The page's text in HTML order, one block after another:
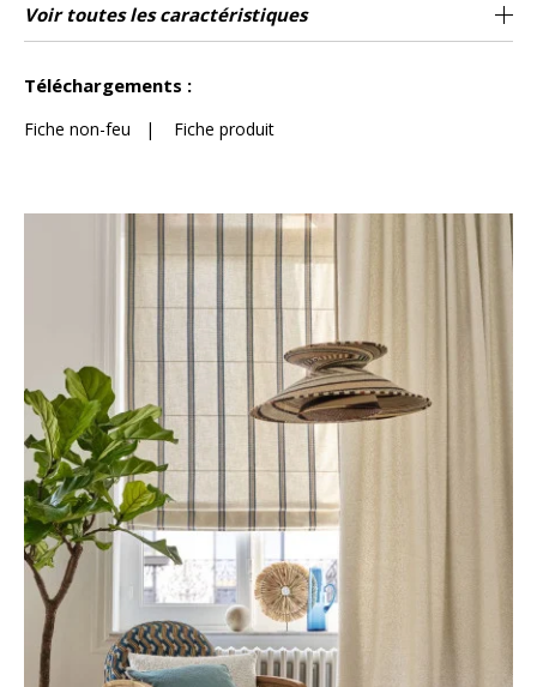
Raccord
Raccord droit
Test
Martindale
30000
Usage
martindale
Siège à usage classique : 20.000 à 40.000
cycles (Martindale) et/ou 15,000 à 30,000
Wyzenbeek 50000
Sens De large
Poids g/m² 560
Performance
Accoustique
aw - 0.15
Usage
Entretien
Pays d'origine Inde
Rapport
Horizontal
4 cm / 2 Inches
Rapport
Vertical
10 cm / 4 Inches
Caractéristiques
Outdoor
Voir toutes les caractéristiques
Téléchargements :
Fiche non-feu | Fiche produit